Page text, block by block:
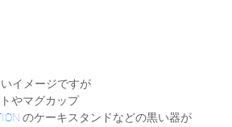
イメージですが
やマグカップ
のケーキスタンドなどの黒い器が